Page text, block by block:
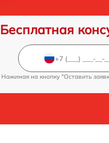
Бесплатная
Нажимая на кнопку "Оставить